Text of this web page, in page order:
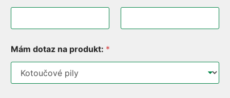
Mám dotaz na produkt: *